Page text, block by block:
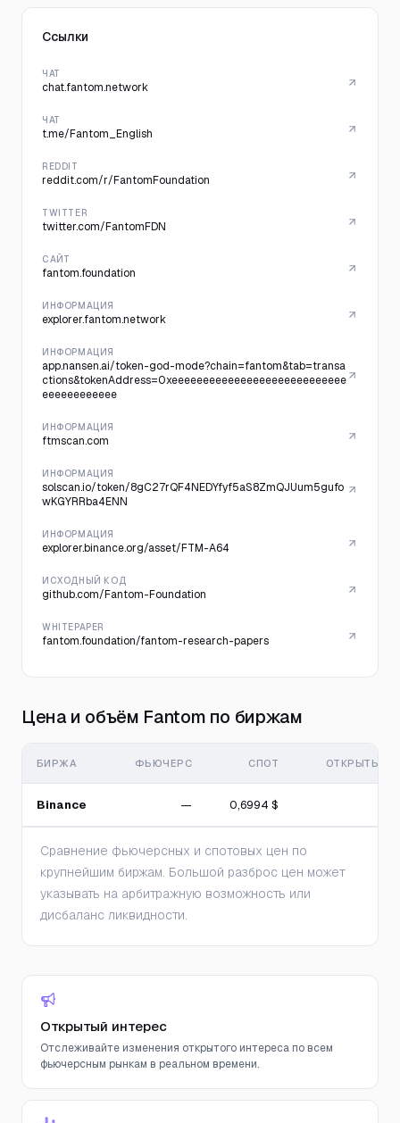
Ссылки
ЧАТ
chat.fantom.network
ЧАТ
t.me/Fantom_English
REDDIT
reddit.com/r/FantomFoundation
TWITTER
twitter.com/FantomFDN
САЙТ
fantom.foundation
ИНФОРМАЦИЯ
explorer.fantom.network
ИНФОРМАЦИЯ
app.nansen.ai/token-god-mode?chain=fantom&tab=transa
ctions&tokenAddress=0xeeeeeeeeeeeeeeeeeeeeeeeeeeee
eeeeeeeeeeee
ИНФОРМАЦИЯ
ftmscan.com
ИНФОРМАЦИЯ
solscan.io/token/8gC27rQF4NEDYfyf5aS8ZmQJUum5gufo
wKGYRRba4ENN
ИНФОРМАЦИЯ
explorer.binance.org/asset/FTM-A64
ИСХОДНЫЙ КОД
github.com/Fantom-Foundation
WHITEPAPER
fantom.foundation/fantom-research-papers
Цена и объём Fantom по биржам
БИРЖА ФЬЮЧЕРС СПОТ ОТКРЫТЫЙ
Binance — 0,6994 $
Сравнение фьючерсных и спотовых цен по
крупнейшим биржам. Большой разброс цен может
указывать на арбитражную возможность или
дисбаланс ликвидности.
Открытый интерес
Отслеживайте изменения открытого интереса по всем
фьючерсным рынкам в реальном времени.